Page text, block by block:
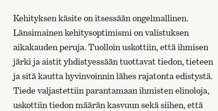
Kehityksen käsite on itsessään ongelmallinen.
Länsimainen kehitysoptimismi on valistuksen
aikakauden peruja. Tuolloin uskottiin, että ihmisen
järki ja aistit yhdistyessään tuottavat tiedon, tieteen
ja sitä kautta hyvinvoinnin lähes rajatonta edistystä.
Tiede valjastettiin parantamaan ihmisten elinoloja,
uskottiin tiedon määrän kasvuun sekä siihen, että